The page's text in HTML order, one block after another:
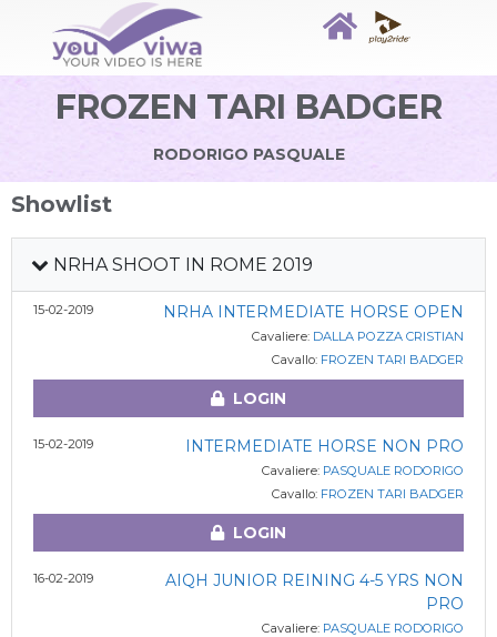
FROZEN TARI BADGER
RODORIGO PASQUALE
Showlist
NRHA SHOOT IN ROME 2019
15-02-2019 NRHA INTERMEDIATE HORSE OPEN
Cavaliere: DALLA POZZA CRISTIAN
Cavallo: FROZEN TARI BADGER
LOGIN
15-02-2019 INTERMEDIATE HORSE NON PRO
Cavaliere: PASQUALE RODORIGO
Cavallo: FROZEN TARI BADGER
LOGIN
16-02-2019
AIQH JUNIOR REINING 4-5 YRS NON
PRO
Cavaliere: PASQUALE RODORIGO